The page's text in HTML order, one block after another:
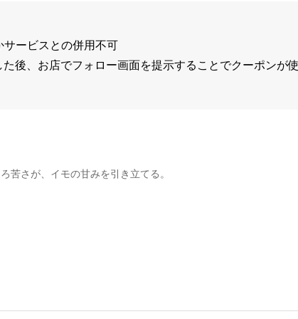
ービスとの併用不可
た後、お店でフォロー画面を提示することでクーポンが
苦さが、イモの甘みを引き立てる。